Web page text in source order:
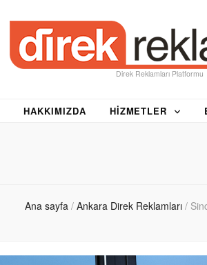
Direk Reklamları Platformu
HAKKIMIZDA HIZMETLER
Ana sayfa / Ankara Direk Reklamları /